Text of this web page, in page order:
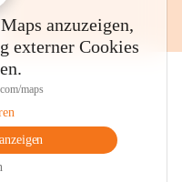
anzuzeigen,
externer Cookies
maps